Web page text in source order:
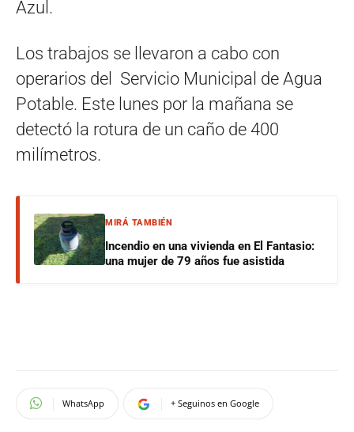
Azul.
Los trabajos se llevaron a cabo con
operarios del Servicio Municipal de Agua
Potable. Este lunes por la mañana se
detectó la rotura de un caño de 400
milímetros.
MIRÁ TAMBIÉN
Incendio en una vivienda en El Fantasio:
una mujer de 79 años fue asistida
WhatsApp + Seguinos en Google